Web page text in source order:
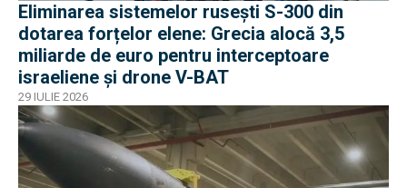
Eliminarea sistemelor rusești S-300 din
dotarea forțelor elene: Grecia alocă 3,5
miliarde de euro pentru interceptoare
israeliene și drone V-BAT
29 IULIE 2026